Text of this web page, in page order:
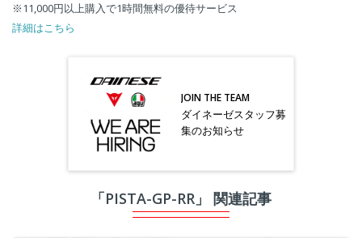
※11,000円以上購入で1時間無料の優待サービス
詳細はこちら
JOIN THE TEAM
ダイネーゼスタッフ募
集のお知らせ
「PISTA-GP-RR」 関連記事